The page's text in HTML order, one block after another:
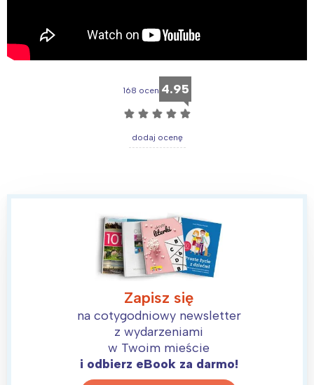
168 ocen 4.95
☆ ☆ ☆ ☆ ☆
dodaj ocenę
Zapisz się
na cotygodniowy newsletter
z wydarzeniami
w Twoim mieście
i odbierz eBook za darmo!